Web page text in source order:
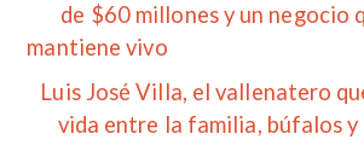
de $60 millones y un negocio
mantiene vivo
Luis José Villa, el vallenatero
vida entre la familia, búfalos y